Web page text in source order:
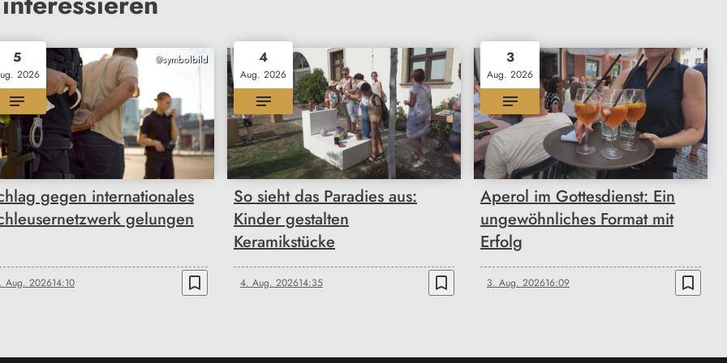
@symbolbild
5
2026
gegen internationales
gelungen
Aug. 202614:10 bookmark_border
4
Aug. 2026
So sieht das Paradies aus:
Kinder gestalten
Keramikstücke
4. Aug. 202614:35 bookmark_border
3
Aug. 2026
Aperol im Gottesdienst: Ein
ungewöhnliches Format mit
Erfolg
3. Aug. 202616:09 bookmark_border